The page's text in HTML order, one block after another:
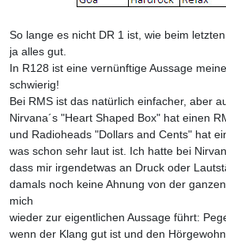
So lange es nicht DR 1 ist, wie beim
ja alles gut.
In R128 ist eine vernünftige Aussage
schwierig!
Bei RMS ist das natürlich einfacher, aber
Nirvana´s "Heart Shaped Box" hat einen
und Radioheads "Dollars and Cents" hat
was schon sehr laut ist. Ich hatte bei
dass mir irgendetwas an Druck oder
damals noch keine Ahnung von der
mich
wieder zur eigentlichen Aussage führt:
wenn der Klang gut ist und den